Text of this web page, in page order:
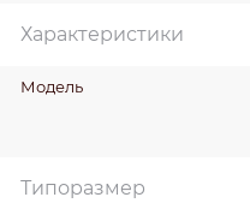
Характеристики
Модель
Типоразмер